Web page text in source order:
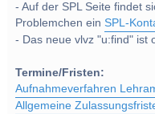
- Auf der SPL Seite findet
Problemchen einSPL-
- Das neue vlvz "u:find" ist
Termine/Fristen:
Aufnahmeverfahren
Allgemeine